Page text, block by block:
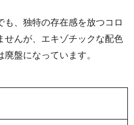
も、独特の存在感を放つコロ
せんが、エキゾチックな配色
盤になっています。